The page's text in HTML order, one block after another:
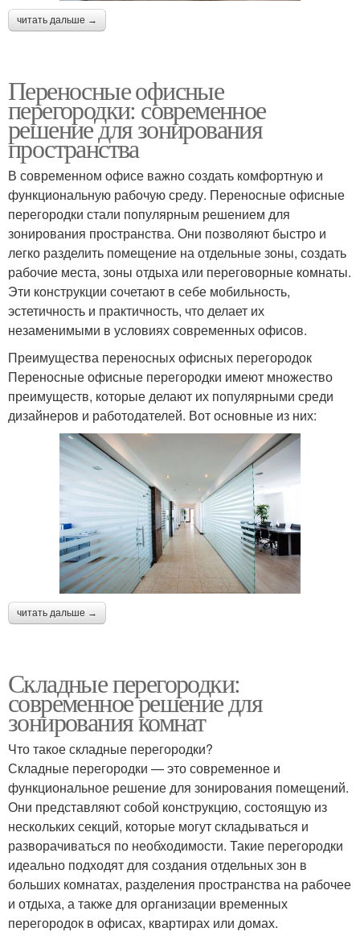
читать дальше →
Переносные офисные
перегородки: современное
решение для зонирования
пространства
В современном офисе важно создать комфортную и
функциональную рабочую среду. Переносные офисные
перегородки стали популярным решением для
зонирования пространства. Они позволяют быстро и
легко разделить помещение на отдельные зоны, создать
рабочие места, зоны отдыха или переговорные комнаты.
Эти конструкции сочетают в себе мобильность,
эстетичность и практичность, что делает их
незаменимыми в условиях современных офисов.
Преимущества переносных офисных перегородок
Переносные офисные перегородки имеют множество
преимуществ, которые делают их популярными среди
дизайнеров и работодателей. Вот основные из них:
читать дальше →
Складные перегородки:
современное решение для
зонирования комнат
Что такое складные перегородки?
Складные перегородки — это современное и
функциональное решение для зонирования помещений.
Они представляют собой конструкцию, состоящую из
нескольких секций, которые могут складываться и
разворачиваться по необходимости. Такие перегородки
идеально подходят для создания отдельных зон в
больших комнатах, разделения пространства на рабочее
и отдыха, а также для организации временных
перегородок в офисах, квартирах или домах.